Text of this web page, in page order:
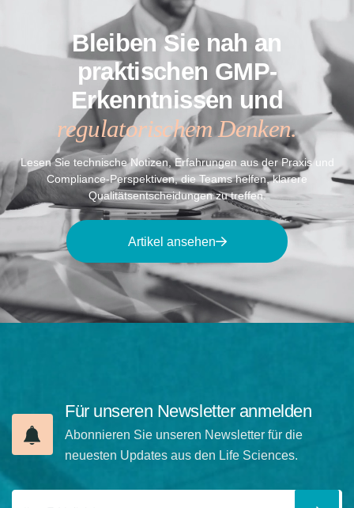
Bleiben Sie nah an
praktischen GMP-
Erkenntnissen und
regulatorischem Denken.
Lesen Sie technische Notizen, Erfahrungen aus der Praxis und
Compliance-Perspektiven, die Teams helfen, klarere
Qualitätsentscheidungen zu treffen.
Artikel ansehen
Für unseren Newsletter anmelden
Abonnieren Sie unseren Newsletter für die
neuesten Updates aus den Life Sciences.